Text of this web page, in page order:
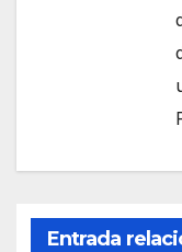
Entrada